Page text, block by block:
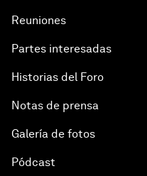
Reuniones
Partes interesadas
Historias del Foro
Notas de prensa
Galería de fotos
Pódcast